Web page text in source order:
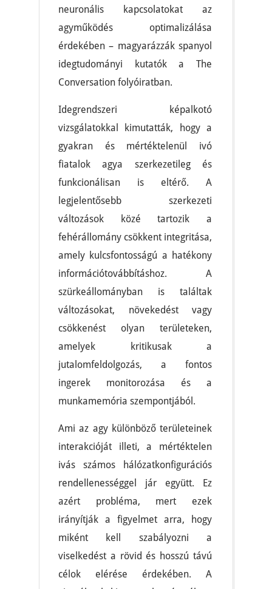
neuronális kapcsolatokat az
agyműködés optimalizálása
érdekében – magyarázzák spanyol
idegtudományi kutatók a The
Conversation folyóiratban.
Idegrendszeri képalkotó
vizsgálatokkal kimutatták, hogy a
gyakran és mértéktelenül ivó
fiatalok agya szerkezetileg és
funkcionálisan is eltérő. A
legjelentősebb szerkezeti
változások közé tartozik a
fehérállomány csökkent integritása,
amely kulcsfontosságú a hatékony
információtovábbításhoz. A
szürkeállományban is találtak
változásokat, növekedést vagy
csökkenést olyan területeken,
amelyek kritikusak a
jutalomfeldolgozás, a fontos
ingerek monitorozása és a
munkamemória szempontjából.
Ami az agy különböző területeinek
interakcióját illeti, a mértéktelen
ivás számos hálózatkonfigurációs
rendellenességgel jár együtt. Ez
azért probléma, mert ezek
irányítják a figyelmet arra, hogy
miként kell szabályozni a
viselkedést a rövid és hosszú távú
célok elérése érdekében. A